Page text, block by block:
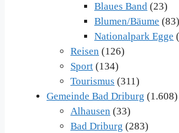
Blaues Band (23)
Blumen/Bäume (83)
Nationalpark Egge
Reisen (126)
Sport (134)
Tourismus (311)
Gemeinde Bad Driburg (1.608)
Alhausen (33)
Bad Driburg (283)